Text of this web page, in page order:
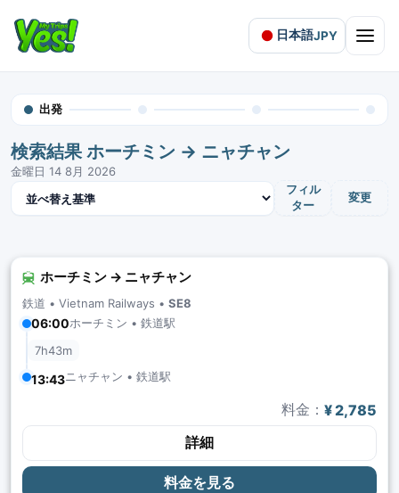
日本語JPY Open
出発
検索結果 ホーチミン → ニャチャン
金曜日 14 8月 2026
フィル
ター
変更
結果を並べ替え
ホーチミン → ニャチャン
鉄道 • Vietnam Railways • SE8
06:00ホーチミン • 鉄道駅
7h43m
13:43ニャチャン • 鉄道駅
料金： ¥ 2,785
詳細
料金を見る